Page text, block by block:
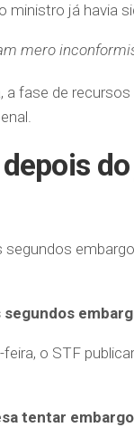
ministro já havia
mero
a fase de
segundos
o STF
tentar